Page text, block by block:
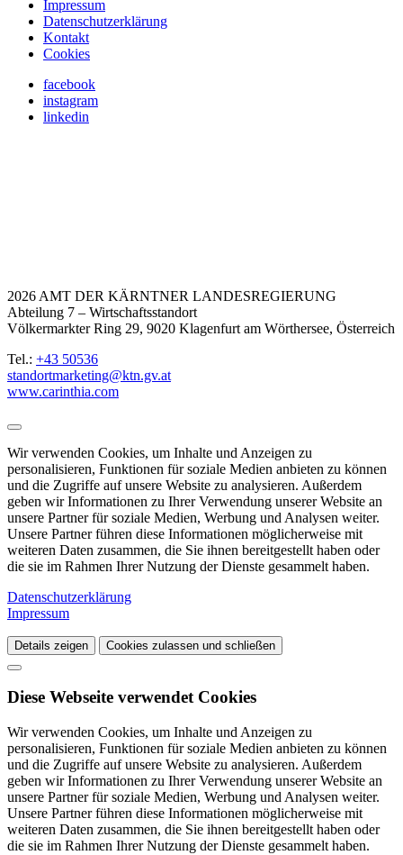
Impressum
Datenschutzerklärung
Kontakt
Cookies
facebook
instagram
linkedin
2026 AMT DER KÄRNTNER LANDESREGIERUNG
Abteilung 7 – Wirtschaftsstandort
Völkermarkter Ring 29, 9020 Klagenfurt am Wörthersee, Österreich
Tel.: +43 50536
standortmarketing@ktn.gv.at
www.carinthia.com
Wir verwenden Cookies, um Inhalte und Anzeigen zu
personalisieren, Funktionen für soziale Medien anbieten zu können
und die Zugriffe auf unsere Website zu analysieren. Außerdem
geben wir Informationen zu Ihrer Verwendung unserer Website an
unsere Partner für soziale Medien, Werbung und Analysen weiter.
Unsere Partner führen diese Informationen möglicherweise mit
weiteren Daten zusammen, die Sie ihnen bereitgestellt haben oder
die sie im Rahmen Ihrer Nutzung der Dienste gesammelt haben.
Datenschutzerklärung
Impressum
Details zeigen Cookies zulassen und schließen
Diese Webseite verwendet Cookies
Wir verwenden Cookies, um Inhalte und Anzeigen zu
personalisieren, Funktionen für soziale Medien anbieten zu können
und die Zugriffe auf unsere Website zu analysieren. Außerdem
geben wir Informationen zu Ihrer Verwendung unserer Website an
unsere Partner für soziale Medien, Werbung und Analysen weiter.
Unsere Partner führen diese Informationen möglicherweise mit
weiteren Daten zusammen, die Sie ihnen bereitgestellt haben oder
die sie im Rahmen Ihrer Nutzung der Dienste gesammelt haben.